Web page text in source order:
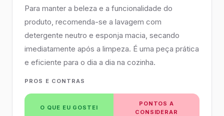
Para manter a beleza e a funcionalidade do
produto, recomenda-se a lavagem com
detergente neutro e esponja macia, secando
imediatamente após a limpeza. É uma peça prática
e eficiente para o dia a dia na cozinha.
PROS E CONTRAS
O QUE EU GOSTEI
PONTOS A
CONSIDERAR